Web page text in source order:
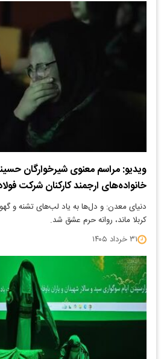
ویدیو: مراسم معنوی شیرخوارگان
خانواده‌های ارجمند کارکنان شرکت
دنیای معدن: و دل‌ها به یاد لب‌های تشنه و
کربلا ماند، روانه حرم عشق شد.
۳۱ خرداد ۱۴۰۵